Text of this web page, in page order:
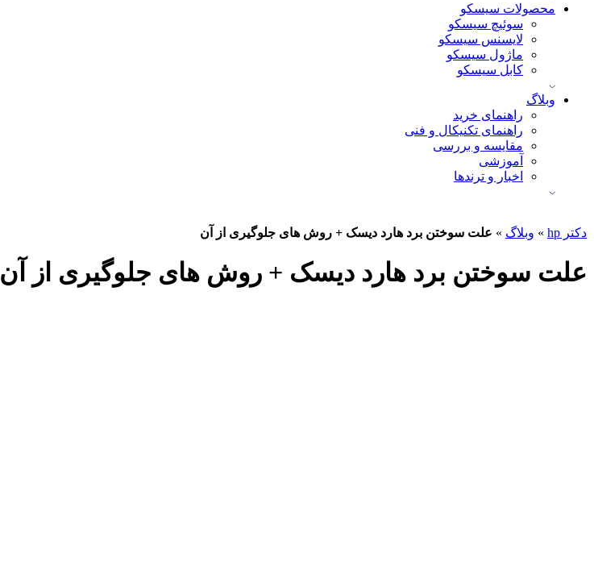
محصولات سیسکو
سوئیچ سیسکو
لایسنس سیسکو
ماژول سیسکو
کابل سیسکو
وبلاگ
راهنمای خرید
راهنمای تکنیکال و فنی
مقایسه و بررسی
آموزشی
اخبار و ترندها
دکتر hp » وبلاگ » علت سوختن برد هارد دیسک + روش های جلوگیری از آن
علت سوختن برد هارد دیسک + روش های جلوگیری از آن